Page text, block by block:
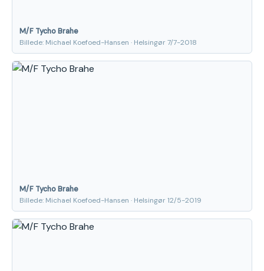
M/F Tycho Brahe
Billede: Michael Koefoed-Hansen · Helsingør 7/7-2018
M/F Tycho Brahe
Billede: Michael Koefoed-Hansen · Helsingør 12/5-2019